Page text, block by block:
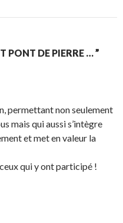
PONT DE PIERRE … ”
permettant non seulement
mais qui aussi s’intègre
et met en valeur la
qui y ont participé !